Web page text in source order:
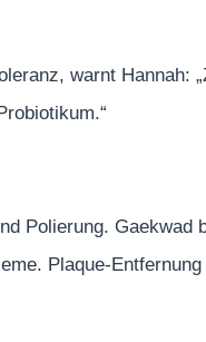
warnt Hannah:
Polierung.
Plaque-